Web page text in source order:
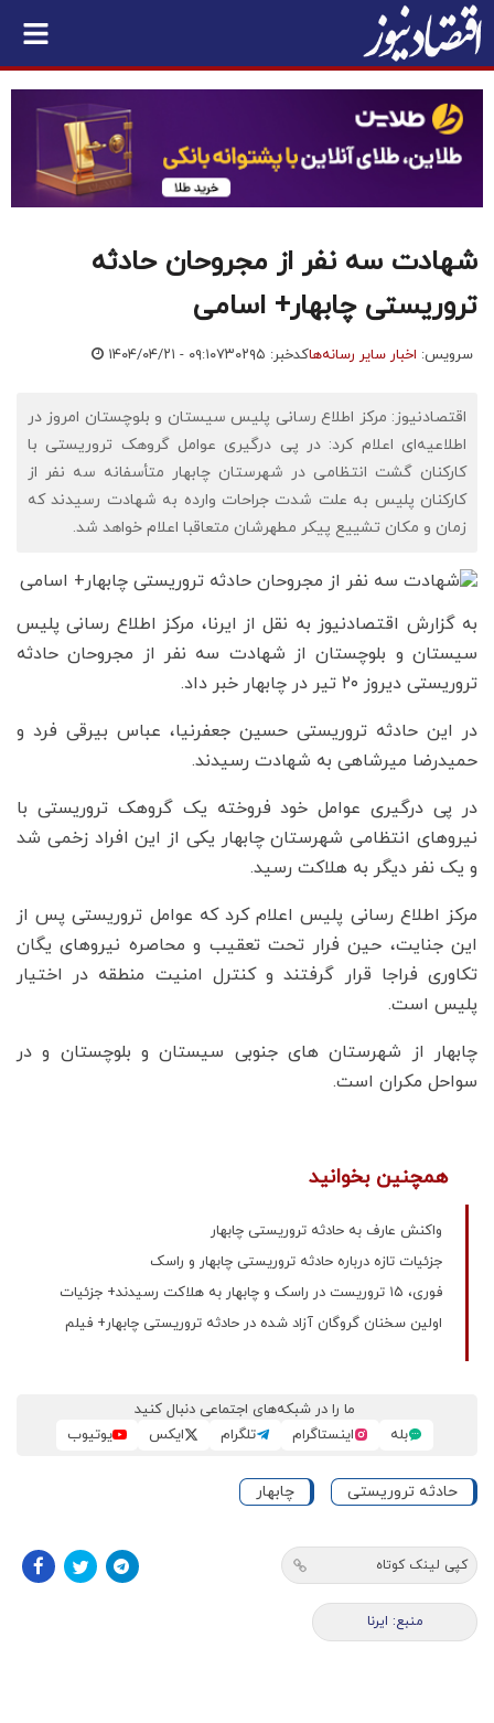
شهادت سه نفر از مجروحان حادثه
تروریستی چابهار+ اسامی
سرویس: اخبار سایر رسانه‌هاکدخبر: ۷۳۰۲۹۵ ۱۴۰۴/۰۴/۲۱ - ۰۹:۱۰
اقتصادنیوز: مرکز اطلاع رسانی پلیس سیستان و بلوچستان امروز در
اطلاعیه‌ای اعلام کرد: در پی درگیری عوامل گروهک تروریستی با
کارکنان گشت انتظامی در شهرستان چابهار متأسفانه سه نفر از
کارکنان پلیس به علت شدت جراحات وارده به شهادت رسیدند که
زمان و مکان تشییع پیکر مطهرشان متعاقبا اعلام خواهد شد.
به گزارش اقتصادنیوز به نقل از ایرنا، مرکز اطلاع رسانی پلیس
سیستان و بلوچستان از شهادت سه نفر از مجروحان حادثه
تروریستی دیروز ۲۰ تیر در چابهار خبر داد.
در این حادثه تروریستی حسین جعفرنیا، عباس بیرقی فرد و
حمیدرضا میرشاهی به شهادت رسیدند.
در پی درگیری عوامل خود فروخته یک گروهک تروریستی با
نیروهای انتظامی شهرستان چابهار یکی از این افراد زخمی شد
و یک نفر دیگر به هلاکت رسید.
مرکز اطلاع رسانی پلیس اعلام کرد که عوامل تروریستی پس از
این جنایت، حین فرار تحت تعقیب و محاصره نیروهای یگان
تکاوری فراجا قرار گرفتند و کنترل امنیت منطقه در اختیار
پلیس است.
چابهار از شهرستان های جنوبی سیستان و بلوچستان و در
سواحل مکران است.
همچنین بخوانید
واکنش عارف به حادثه تروریستی چابهار
جزئیات تازه درباره حادثه تروریستی چابهار و راسک
فوری، ۱۵ تروریست در راسک و چابهار به هلاکت رسیدند+ جزئیات
اولین سخنان گروگان‌ آزاد شده در حادثه تروریستی چابهار+ فیلم
ما را در شبکه‌های اجتماعی دنبال کنید
بله
اینستاگرام تلگرام ایکس یوتیوب
حادثه تروریستی چابهار
کپی لینک کوتاه
منبع: ایرنا